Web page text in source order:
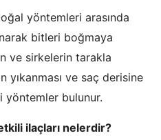
yöntemleri arasında
bitleri boğmaya
ve sirkelerin tarakla
yıkanması ve saç derisine
bulunur.
ilaçları nelerdir?